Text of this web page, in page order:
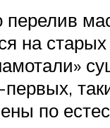
перелив
на старых
по